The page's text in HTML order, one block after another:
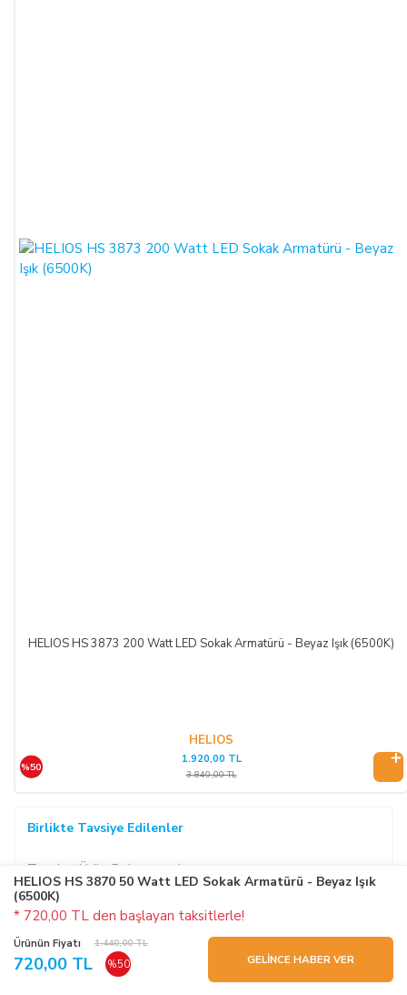
HELIOS HS 3870 50 Watt LED Sokak Armatürü - Beyaz Işık
(6500K)
* 720,00 TL den başlayan taksitlerle!
Ürünün Fiyatı 1.440,00 TL
720,00 TL %50 GELİNCE HABER VER
HELIOS HS 3873 200 Watt LED Sokak Armatürü - Beyaz Işık (6500K)
HELIOS
%50
1.920,00 TL
3.840,00 TL
Birlikte Tavsiye Edilenler
Tavsiye Ürün Bulunamadı